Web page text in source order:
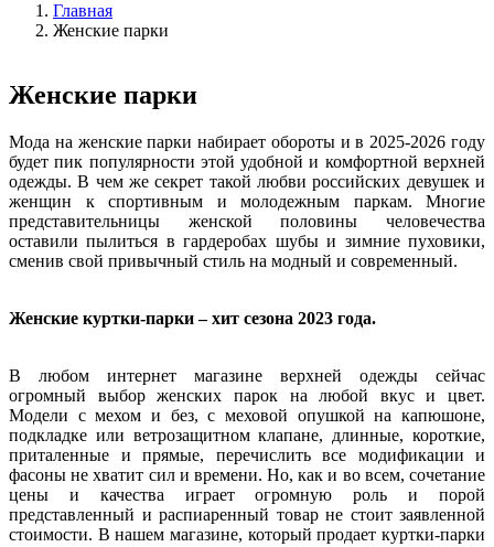
Главная
Женские парки
Женские парки
Мода на женские парки набирает обороты и в 2025-2026 году
будет пик популярности этой удобной и комфортной верхней
одежды. В чем же секрет такой любви российских девушек и
женщин к спортивным и молодежным паркам. Многие
представительницы женской половины человечества
оставили пылиться в гардеробах шубы и зимние пуховики,
сменив свой привычный стиль на модный и современный.
Женские куртки-парки – хит сезона 2023 года.
В любом интернет магазине верхней одежды сейчас
огромный выбор женских парок на любой вкус и цвет.
Модели с мехом и без, с меховой опушкой на капюшоне,
подкладке или ветрозащитном клапане, длинные, короткие,
приталенные и прямые, перечислить все модификации и
фасоны не хватит сил и времени. Но, как и во всем, сочетание
цены и качества играет огромную роль и порой
представленный и распиаренный товар не стоит заявленной
стоимости. В нашем магазине, который продает куртки-парки